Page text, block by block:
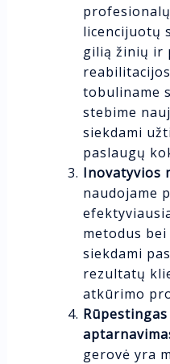
licencijuotų
gilią žinių ir
tobuliname
stebime
siekdami
paslaugų
Inovatyvios
naudojame
metodus
siekdami
rezultatų
atkūrimo
gerovė yra